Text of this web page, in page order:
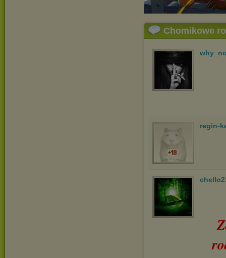
Chomikowe
regin-